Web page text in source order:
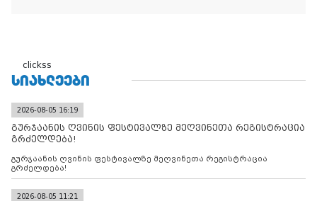
clickss
ᲡᲘᲐᲮᲚᲔᲔᲑᲘ
2026-08-05 16:19
გურჯაანის ღვინის ფესტივალზე მეღვინეთა რეგისტრაცია
გრძელდება!
გურჯაანის ღვინის ფესტივალზე მეღვინეთა რეგისტრაცია
გრძელდება!
2026-08-05 11:21